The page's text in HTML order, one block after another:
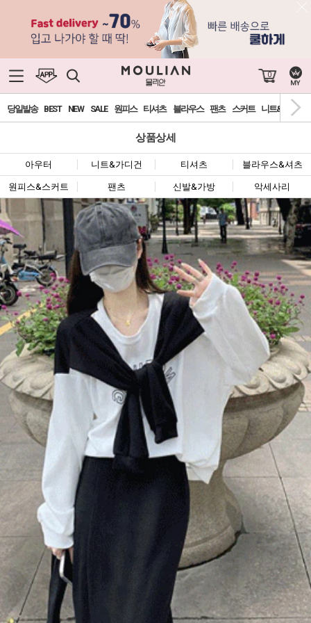
0
당일발송 BEST NEW SALE 원피스 티셔츠 블라우스 팬츠 스커트 니트&가디건
상품상세
아우터 니트&가디건 티셔츠 블라우스&셔츠
원피스&스커트 팬츠 신발&가방 악세사리